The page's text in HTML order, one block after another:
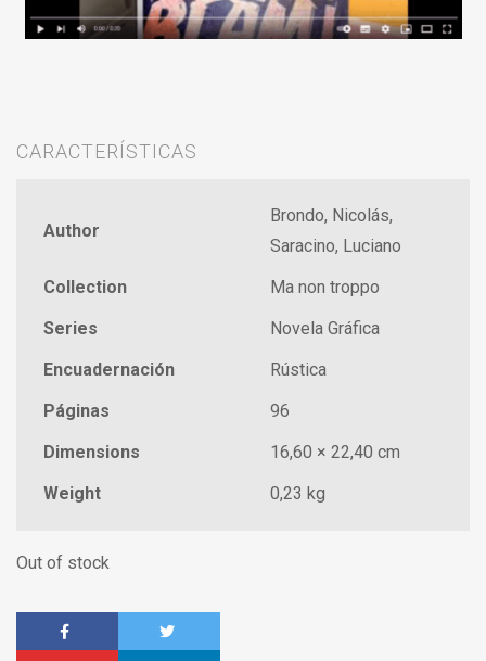
CARACTERÍSTICAS
Author
Brondo, Nicolás,
Saracino, Luciano
Collection
Ma non troppo
Series
Novela Gráfica
Encuadernación
Rústica
Páginas
96
Dimensions
16,60 × 22,40 cm
Weight
0,23 kg
Out of stock